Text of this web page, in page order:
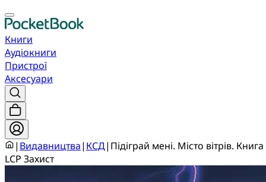
Книги
Аудіокниги
Пристрої
Аксесуари
| Видавництва| КСД| Підіграй мені. Місто вітрів.
LCP Захист